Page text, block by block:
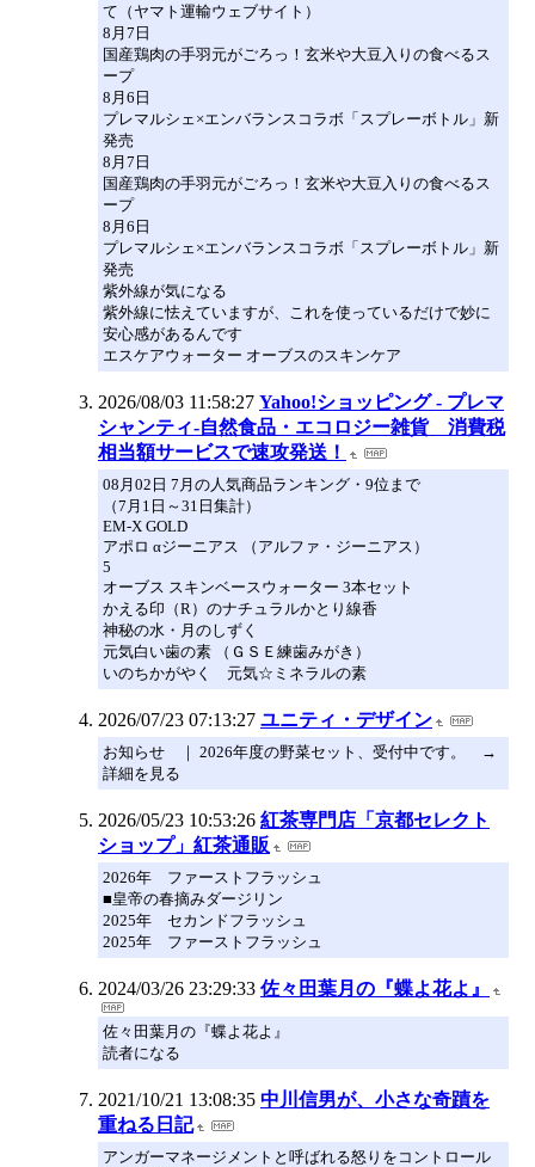
て（ヤマト運輸ウェブサイト）
8月7日
国産鶏肉の手羽元がごろっ！玄米や大豆入りの食べるス
ープ
8月6日
プレマルシェ×エンバランスコラボ「スプレーボトル」新
発売
8月7日
国産鶏肉の手羽元がごろっ！玄米や大豆入りの食べるス
ープ
8月6日
プレマルシェ×エンバランスコラボ「スプレーボトル」新
発売
紫外線が気になる
紫外線に怯えていますが、これを使っているだけで妙に
安心感があるんです
エスケアウォーター オーブスのスキンケア
2026/08/03 11:58:27 Yahoo!ショッピング - プレマ
シャンティ-自然食品・エコロジー雑貨 消費税
相当額サービスで速攻発送！
08月02日 7月の人気商品ランキング・9位まで
（7月1日～31日集計）
EM-X GOLD
アポロ αジーニアス （アルファ・ジーニアス）
5
オーブス スキンベースウォーター 3本セット
かえる印（R）のナチュラルかとり線香
神秘の水・月のしずく
元気白い歯の素 （ＧＳＥ練歯みがき）
いのちかがやく 元気☆ミネラルの素
2026/07/23 07:13:27 ユニティ・デザイン
お知らせ ｜ 2026年度の野菜セット、受付中です。 →
詳細を見る
2026/05/23 10:53:26 紅茶専門店「京都セレクト
ショップ」紅茶通販
2026年 ファーストフラッシュ
■皇帝の春摘みダージリン
2025年 セカンドフラッシュ
2025年 ファーストフラッシュ
2024/03/26 23:29:33 佐々田葉月の『蝶よ花よ』
佐々田葉月の『蝶よ花よ』
読者になる
2021/10/21 13:08:35 中川信男が、小さな奇蹟を
重ねる日記
アンガーマネージメントと呼ばれる怒りをコントロール